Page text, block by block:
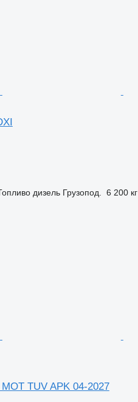
дизель Грузопод. 6 200 кг
TUV APK 04-2027